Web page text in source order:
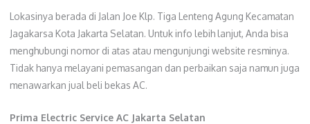
Lokasinya berada di Jalan Joe Klp. Tiga Lenteng Agung Kecamatan
Jagakarsa Kota Jakarta Selatan. Untuk info lebih lanjut, Anda bisa
menghubungi nomor di atas atau mengunjungi website resminya.
Tidak hanya melayani pemasangan dan perbaikan saja namun juga
menawarkan jual beli bekas AC.
Prima Electric Service AC Jakarta Selatan